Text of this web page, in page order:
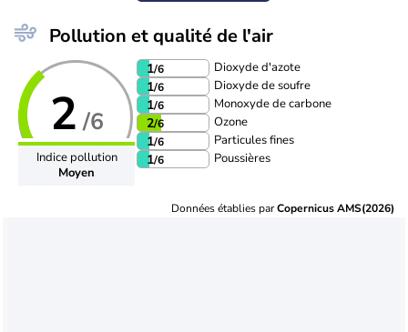
Pollution et qualité de l'air
2 /6
Indice pollution
Moyen
1/6 Dioxyde d'azote
1/6 Dioxyde de soufre
1/6 Monoxyde de carbone
2/6 Ozone
1/6 Particules fines
1/6 Poussières
Données établies parCopernicus AMS(2026)